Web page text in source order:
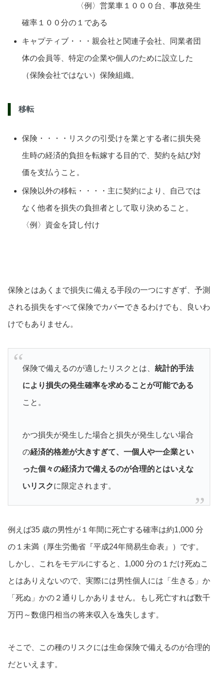
〈例〉営業車１０００台、事故発生
確率１００分の１である
キャプティブ・・・親会社と関連子会社、同業者団
体の会員等、特定の企業や個人のために設立した
（保険会社ではない）保険組織。
移転
保険・・・・リスクの引受けを業とする者に損失発
生時の経済的負担を転嫁する目的で、契約を結び対
価を支払うこと。
保険以外の移転・・・・主に契約により、自己では
なく他者を損失の負担者として取り決めること。
〈例〉資金を貸し付け
保険とはあくまで損失に備える手段の一つにすぎず、予測
される損失をすべて保険でカバーできるわけでも、良いわ
けでもありません。
保険で備えるのが適したリスクとは、 統計的手法
により損失の発生確率を求めることが可能である
こと。
かつ損失が発生した場合と損失が発生しない場合
の経済的格差が大きすぎて、一個人や一企業とい
った個々の経済力で備えるのが合理的とはいえな
いリスクに限定されます。
例えば35 歳の男性が１年間に死亡する確率は約1,000 分
の１未満（厚生労働省『平成24年簡易生命表』）です。
しかし、これをモデルにすると、1,000 分の１だけ死ぬこ
とはありえないので、実際には男性個人には「生きる」か
「死ぬ」かの２通りしかありません。もし死亡すれば数千
万円～数億円相当の将来収入を逸失します。
そこで、この種のリスクには生命保険で備えるのが合理的
だといえます。